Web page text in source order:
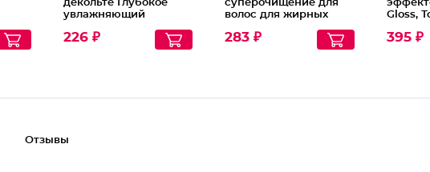
декольте Глубокое
увлажняющий
226 ₽
суперочищение для
волос для жирных
АНА-фруктовыми
283 ₽
Gloss,
395 ₽
Отзывы